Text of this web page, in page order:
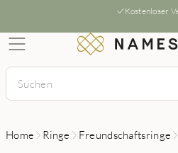
Kostenloser
Home Ringe Freundschaftsringe